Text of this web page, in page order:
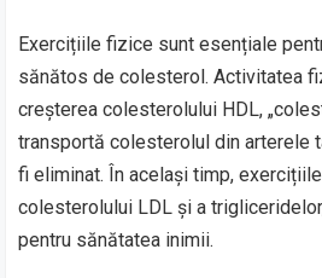
Exercițiile fizice sunt esențiale
sănătos de colesterol. Activitatea
creșterea colesterolului HDL,
transportă colesterolul din arterele
fi eliminat. În același timp,
colesterolului LDL și a
pentru sănătatea inimii.